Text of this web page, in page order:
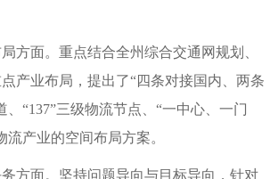
面。重点结合全州综合交通网规划、
产业布局，提出了“四条对接国内、两条
、“137”三级物流节点、“一中心、一门
流产业的空间布局方案。
面。坚持问题导向与目标导向，针对